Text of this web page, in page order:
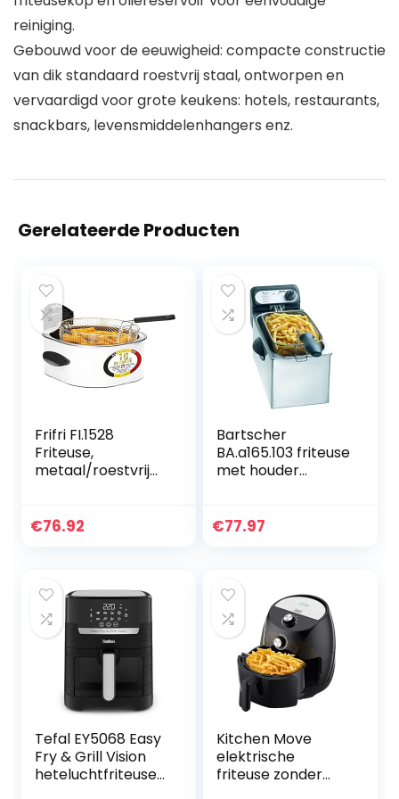
reiniging.
Gebouwd voor de eeuwigheid: compacte constructie
van dik standaard roestvrij staal, ontworpen en
vervaardigd voor grote keukens: hotels, restaurants,
snackbars, levensmiddelenhangers enz.
Gerelateerde Producten
Frifri FI.1528
Friteuse,
metaal/roestvrij
€76.92
Bartscher
BA.a165.103 friteuse
met houder
€77.97
Tefal EY5068 Easy
Fry & Grill Vision
heteluchtfriteuse
Kitchen Move
elektrische
friteuse zonder